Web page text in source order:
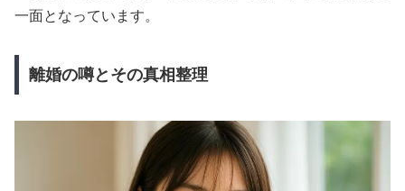
一面となっています。
離婚の噂とその真相整理